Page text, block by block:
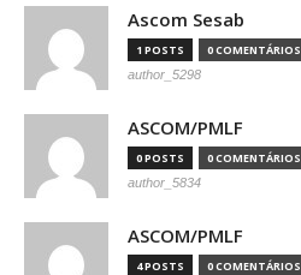
Ascom Sesab
1 POSTS 0 COMENTÁRIOS
author_5298
ASCOM/PMLF
0 POSTS 0 COMENTÁRIOS
author_5834
ASCOM/PMLF
4 POSTS 0 COMENTÁRIOS